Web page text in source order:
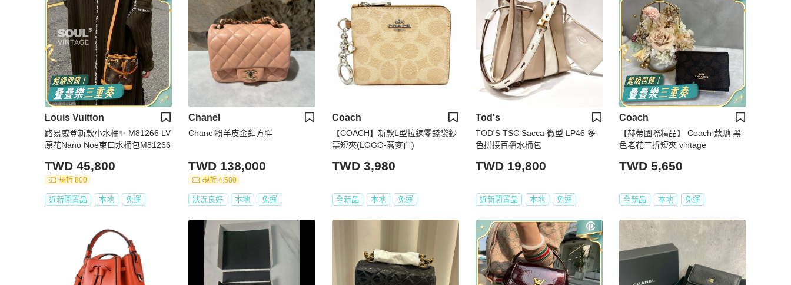
Louis Vuitton
路易威登新款小水桶✨ M81266 LV
原花Nano Noe束口水桶包M81266
TWD 45,800
現折 800
近新閒置品 本地 免運
Chanel
Chanel粉羊皮金釦方胖
TWD 138,000
現折 4,500
狀況良好 本地 免運
Coach
【COACH】新款L型拉鍊零錢袋鈔
票短夾(LOGO-蕎麥白)
TWD 3,980
全新品 本地 免運
Tod's
TOD'S TSC Sacca 微型 LP46 多
色拼接百褶水桶包
TWD 19,800
近新閒置品 本地 免運
Coach
【赫蒂國際精品】 Coach 蔻馳 黑
色老花三折短夾 vintage
TWD 5,650
全新品 本地 免運